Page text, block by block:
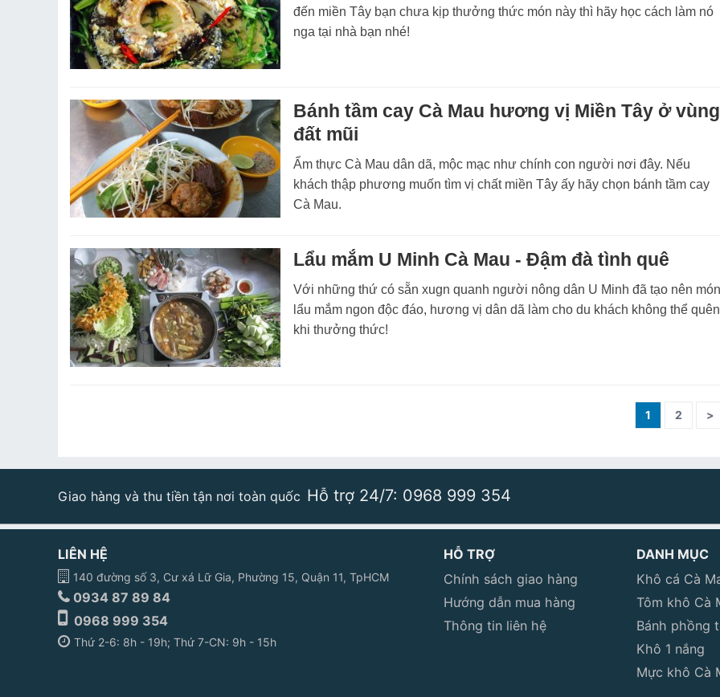
đến miền Tây bạn chưa kịp thưởng thức món này thì hãy học cách làm nó
nga tại nhà bạn nhé!
Bánh tầm cay Cà Mau hương vị Miền Tây ở vùng
đất mũi
Ẩm thực Cà Mau dân dã, mộc mạc như chính con người nơi đây. Nếu
khách thập phương muốn tìm vị chất miền Tây ấy hãy chọn bánh tầm cay
Cà Mau.
Lẩu mắm U Minh Cà Mau - Đậm đà tình quê
Với những thứ có sẵn xugn quanh người nông dân U Minh đã tạo nên
lẩu mắm ngon độc đáo, hương vị dân dã làm cho du khách không thể quên
khi thưởng thức!
1 2 >
Giao hàng và thu tiền tận nơi toàn quốc Hỗ trợ 24/7: 0968 999 354
LIÊN HỆ
140 đường số 3, Cư xá Lữ Gia, Phường 15, Quận 11, TpHCM
0934 87 89 84
0968 999 354
Thứ 2-6: 8h - 19h; Thứ 7-CN: 9h - 15h
HỖ TRỢ
Chính sách giao hàng
Hướng dẫn mua hàng
Thông tin liên hệ
DANH MỤC
Khô cá Cà
Tôm khô Cà
Bánh phồng
Khô 1 nắng
Mực khô Cà